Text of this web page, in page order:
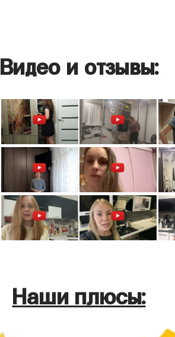
Видео и отзывы:
Наши плюсы: